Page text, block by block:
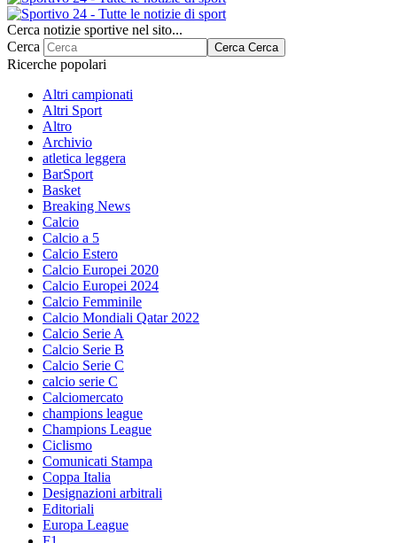
Cerca notizie sportive nel sito...
Cerca
Cerca Cerca
Ricerche popolari
Altri campionati
Altri Sport
Altro
Archivio
atletica leggera
BarSport
Basket
Breaking News
Calcio
Calcio a 5
Calcio Estero
Calcio Europei 2020
Calcio Europei 2024
Calcio Femminile
Calcio Mondiali Qatar 2022
Calcio Serie A
Calcio Serie B
Calcio Serie C
calcio serie C
Calciomercato
champions league
Champions League
Ciclismo
Comunicati Stampa
Coppa Italia
Designazioni arbitrali
Editoriali
Europa League